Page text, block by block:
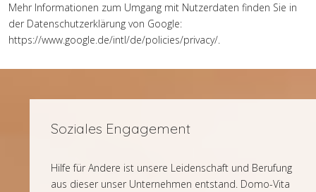
Mehr Informationen zum Umgang mit Nutzerdaten finden Sie in
der Datenschutzerklärung von Google:
https://www.google.de/intl/de/policies/privacy/.
Soziales Engagement
Hilfe für Andere ist unsere Leidenschaft und Berufung
aus dieser unser Unternehmen entstand. Domo-Vita